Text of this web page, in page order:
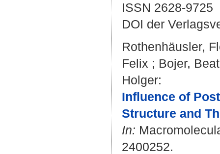
ISSN 2628-9725
DOI der
Rothenhäusler,
Felix ; Bojer,
Holger:
Influence of
Structure and
In:
2400252.